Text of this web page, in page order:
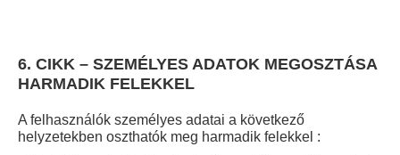
6. CIKK – SZEMÉLYES ADATOK MEGOSZTÁSA
HARMADIK FELEKKEL
A felhasználók személyes adatai a következő
helyzetekben oszthatók meg harmadik felekkel :